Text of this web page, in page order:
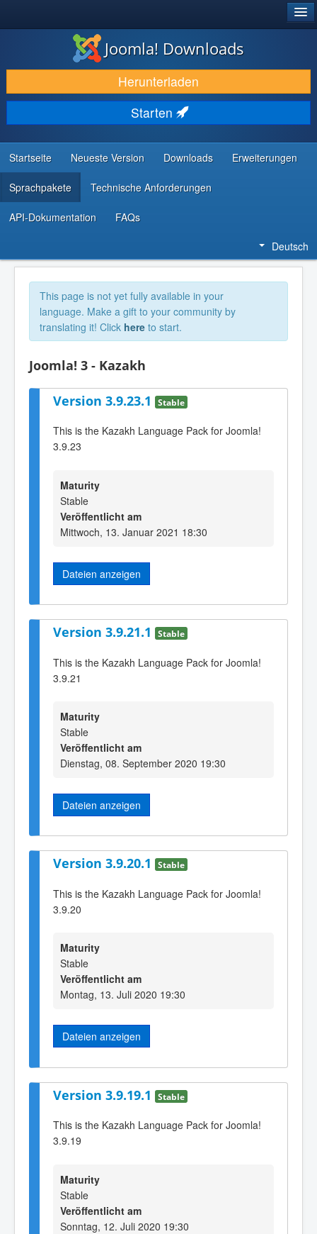
DOWNLOAD & ERWEITERN
ENTDECKEN & LERNEN
COMMUNITY & SUPPORT
RESSOURCEN FÜR ENTWICKLER
Joomla! Downloads
Herunterladen
Starten
Startseite Neueste Version Downloads Erweiterungen
Sprachpakete Technische Anforderungen
API-Dokumentation FAQs
Deutsch
This page is not yet fully available in your
language. Make a gift to your community by
translating it! Click here to start.
Joomla! 3 - Kazakh
Version 3.9.23.1 Stable
This is the Kazakh Language Pack for Joomla!
3.9.23
Maturity
Stable
Veröffentlicht am
Mittwoch, 13. Januar 2021 18:30
Dateien anzeigen
Version 3.9.21.1 Stable
This is the Kazakh Language Pack for Joomla!
3.9.21
Maturity
Stable
Veröffentlicht am
Dienstag, 08. September 2020 19:30
Dateien anzeigen
Version 3.9.20.1 Stable
This is the Kazakh Language Pack for Joomla!
3.9.20
Maturity
Stable
Veröffentlicht am
Montag, 13. Juli 2020 19:30
Dateien anzeigen
Version 3.9.19.1 Stable
This is the Kazakh Language Pack for Joomla!
3.9.19
Maturity
Stable
Veröffentlicht am
Sonntag, 12. Juli 2020 19:30